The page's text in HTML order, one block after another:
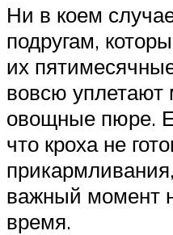
Ни в коем
подругам,
их
вовсю
овощные пюре.
что кроха не
важный момент
время.